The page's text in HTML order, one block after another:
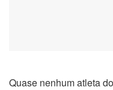
Quase nenhum atleta